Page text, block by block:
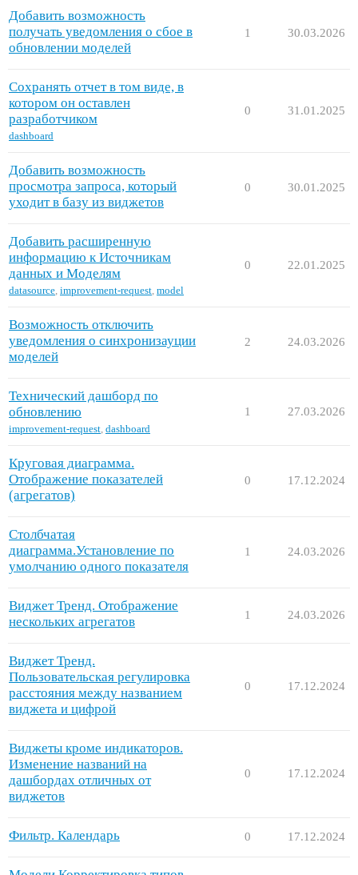
Добавить возможность
получать уведомления о сбое в
обновлении моделей
1 30.03.2026
Cохранять отчет в том виде, в
котором он оставлен
разработчиком
dashboard
0 31.01.2025
Добавить возможность
просмотра запроса, который
уходит в базу из виджетов
0 30.01.2025
Добавить расширенную
информацию к Источникам
данных и Моделям
datasource, improvement-request, model
0 22.01.2025
Возможность отключить
уведомления о синхронизауции
моделей
2 24.03.2026
Технический дашборд по
обновлению
improvement-request, dashboard
1 27.03.2026
Круговая диаграмма.
Отображение показателей
(агрегатов)
0 17.12.2024
Столбчатая
диаграмма.Установление по
умолчанию одного показателя
1 24.03.2026
Виджет Тренд. Отображение
нескольких агрегатов
1 24.03.2026
Виджет Тренд.
Пользовательская регулировка
расстояния между названием
виджета и цифрой
0 17.12.2024
Виджеты кроме индикаторов.
Изменение названий на
дашбордах отличных от
виджетов
0 17.12.2024
Фильтр. Календарь 0 17.12.2024